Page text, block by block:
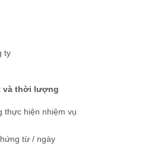
ty
và thời lượng
thực hiện nhiệm vụ
từ / ngày